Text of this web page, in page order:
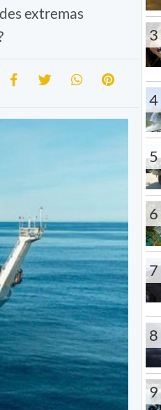
extremas
3
4
5
6
7
8
9